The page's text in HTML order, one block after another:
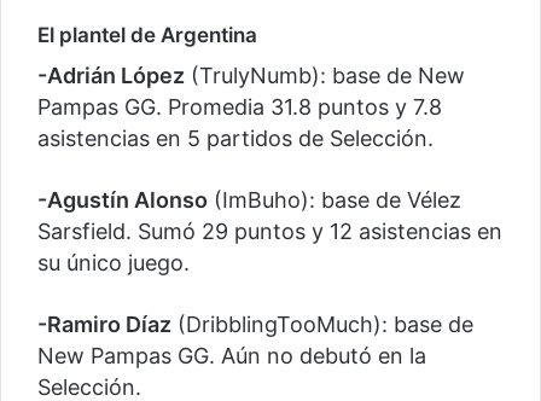
El plantel de Argentina
-Adrián López (TrulyNumb): base de New
Pampas GG. Promedia 31.8 puntos y 7.8
asistencias en 5 partidos de Selección.
-Agustín Alonso (ImBuho): base de Vélez
Sarsfield. Sumó 29 puntos y 12 asistencias en
su único juego.
-Ramiro Díaz (DribblingTooMuch): base de
New Pampas GG. Aún no debutó en la
Selección.